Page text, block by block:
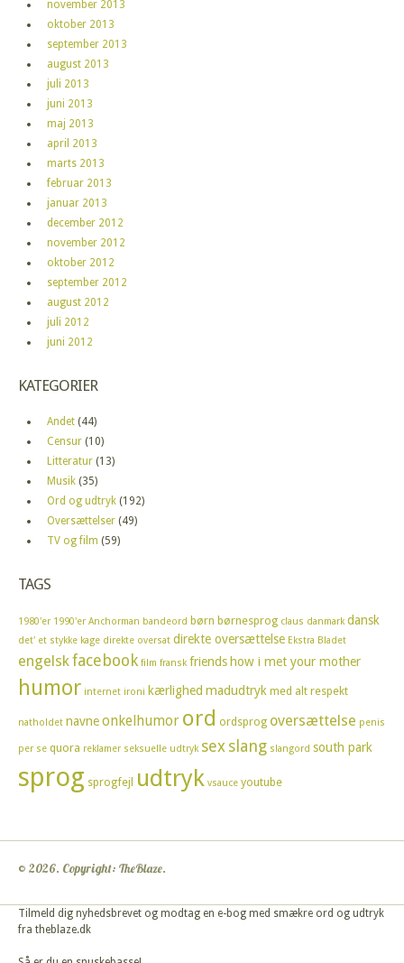
november 2013
oktober 2013
september 2013
august 2013
juli 2013
juni 2013
maj 2013
april 2013
marts 2013
februar 2013
januar 2013
december 2012
november 2012
oktober 2012
september 2012
august 2012
juli 2012
juni 2012
KATEGORIER
Andet (44)
Censur (10)
Litteratur (13)
Musik (35)
Ord og udtryk (192)
Oversættelser (49)
TV og film (59)
TAGS
1980'er 1990'er Anchorman bandeord børn børnesprog claus danmark dansk
det' et stykke kage direkte oversat direkte oversættelse Ekstra Bladet
engelskfacebook film fransk friends how i met your mother
humor internet ironi kærlighed madudtryk med alt respekt
natholdet navneonkelhumor ord ordsprog oversættelse penis
per se quora reklamer seksuelle udtryk sexslang slangord south park
sprog sprogfejl udtryk vsauce youtube
© 2026. Copyright: TheBlaze.
Tilmeld dig nyhedsbrevet og modtag en e-bog med smækre ord og udtryk
fra theblaze.dk